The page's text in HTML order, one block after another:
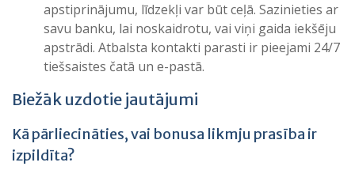
apstiprinājumu, līdzekļi var būt ceļā. Sazinieties ar
savu banku, lai noskaidrotu, vai viņi gaida iekšēju
apstrādi. Atbalsta kontakti parasti ir pieejami 24/7
tiešsaistes čatā un e-pastā.
Biežāk uzdotie jautājumi
Kā pārliecināties, vai bonusa likmju prasība ir
izpildīta?